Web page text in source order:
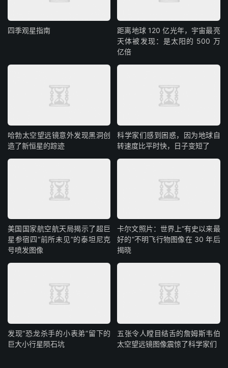
四季观星指南
距离地球 120 亿光年，宇宙最亮
天体被发现：是太阳的 500 万
亿倍
哈勃太空望远镜意外发现黑洞创
造了新恒星的踪迹
科学家们感到困惑，因为地球自
转速度比平时快，日子变短了
美国国家航空航天局揭示了超巨
星参宿四“前所未见”的泰坦尼克
号喷发图像
卡尔文照片：世界上“有史以来最
好的”不明飞行物图像在 30 年后
揭晓
发现“恐龙杀手的小表弟”留下的
巨大小行星陨石坑
五张令人瞠目结舌的詹姆斯韦伯
太空望远镜图像震惊了科学家们